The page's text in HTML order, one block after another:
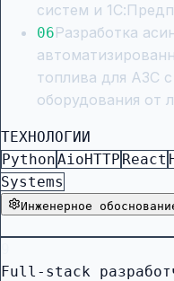
систем и
06Разработка
топлива для АЗС
оборудования от
ТЕХНОЛОГИИ
PythonAioHTTP React
Systems
Инженерное
Full-stack